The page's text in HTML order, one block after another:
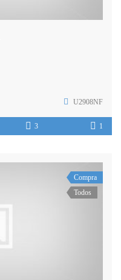
U2908NF
3 1
Compra
Todos